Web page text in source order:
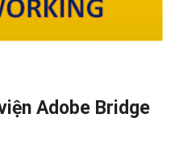
Adobe Bridge